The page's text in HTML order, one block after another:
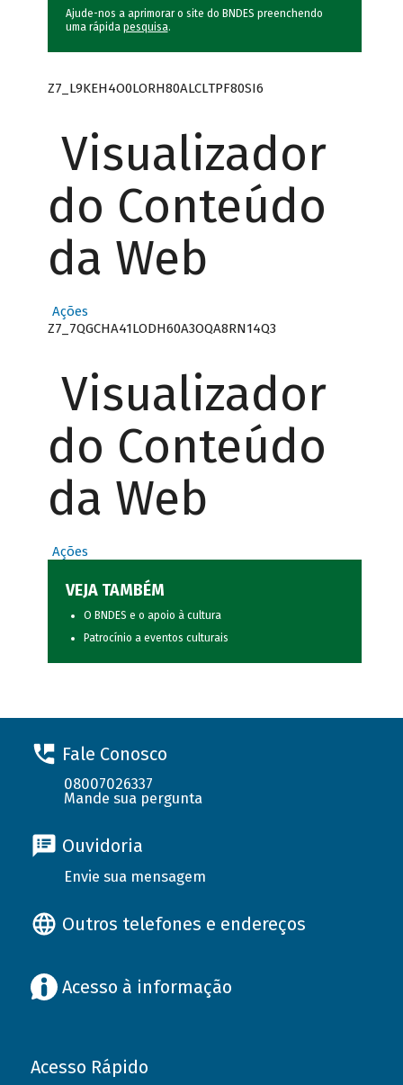
Ajude-nos a aprimorar o site do BNDES preenchendo
uma rápida pesquisa.
Z7_L9KEH4O0LORH80ALCLTPF80SI6
Visualizador
do Conteúdo
da Web
Ações
Z7_7QGCHA41LODH60A3OQA8RN14Q3
Visualizador
do Conteúdo
da Web
Ações
VEJA TAMBÉM
O BNDES e o apoio à cultura
Patrocínio a eventos culturais
Fale Conosco
08007026337
Mande sua pergunta
Ouvidoria
Envie sua mensagem
Outros telefones e endereços
Acesso à informação
Acesso Rápido